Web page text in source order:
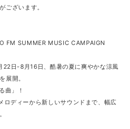
ございます。
FM SUMMER MUSIC CAMPAIGN
日-8月16日、酷暑の夏に爽やかな涼風
展開。
曲」！
ロディーから新しいサウンドまで、幅広